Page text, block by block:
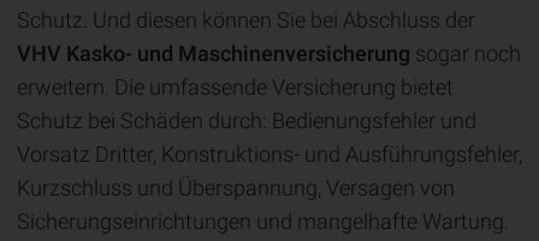
Schutz. Und diesen können Sie bei Abschluss der
VHV Kasko- und Maschinenversicherung sogar noch
erweitern. Die umfassende Versicherung bietet
Schutz bei Schäden durch: Bedienungsfehler und
Vorsatz Dritter, Konstruktions- und Ausführungsfehler,
Kurzschluss und Überspannung, Versagen von
Sicherungseinrichtungen und mangelhafte Wartung.